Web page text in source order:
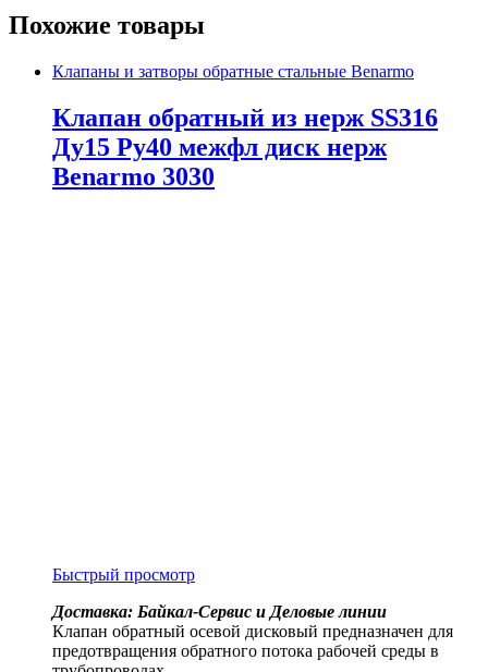
Похожие товары
Клапаны и затворы обратные стальные Benarmo
Клапан обратный из нерж SS316
Ду15 Ру40 межфл диск нерж
Benarmo 3030
Быстрый просмотр
Доставка: Байкал-Сервис и Деловые линии
Клапан обратный осевой дисковый предназначен для
предотвращения обратного потока рабочей среды в